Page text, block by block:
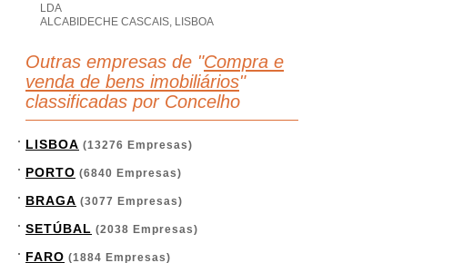
LDA
ALCABIDECHE CASCAIS, LISBOA
Outras empresas de "Compra e
venda de bens imobiliários"
classificadas por Concelho
LISBOA (13276 Empresas)
PORTO (6840 Empresas)
BRAGA (3077 Empresas)
SETÚBAL (2038 Empresas)
FARO (1884 Empresas)